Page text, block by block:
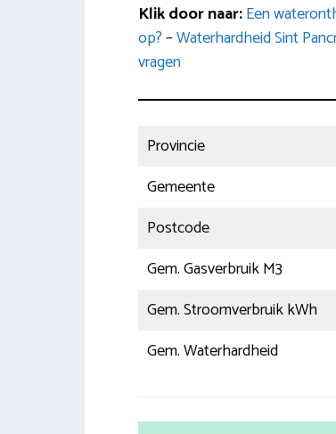
Klik door naar:Een
op?–Waterhardheid Sint
vragen
Provincie
Gemeente
Postcode
Gem. Gasverbruik M3
Gem. Stroomverbruik kWh
Gem. Waterhardheid